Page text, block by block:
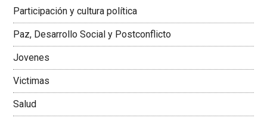
Colombiana
Participación y cultura política
Paz, Desarrollo Social y Postconflicto
Jovenes
Victimas
Salud